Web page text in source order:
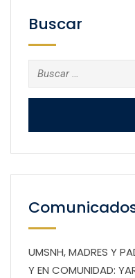
Buscar
Buscar:
UMSNH, MADRES Y
Y EN COMUNIDAD: